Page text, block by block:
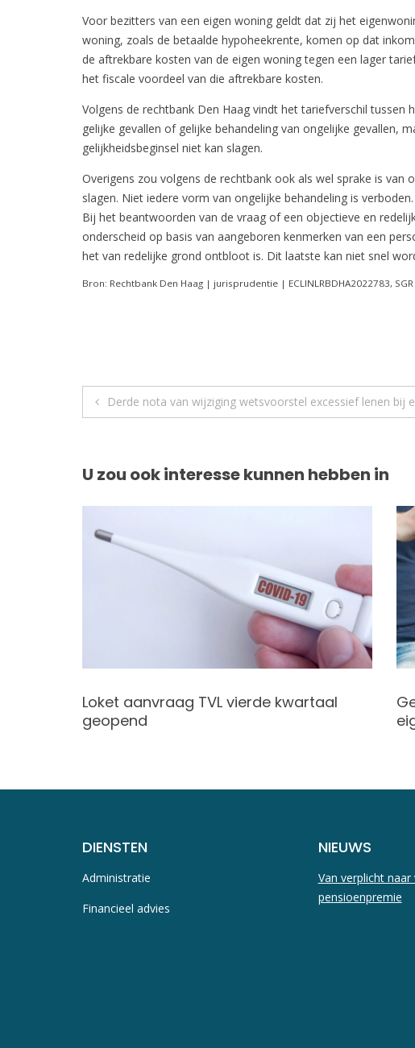
Voor bezitters van een eigen woning geldt dat zij het
woning, zoals de betaalde hypoheekrente, komen op dat
de aftrekbare kosten van de eigen woning tegen een lager
het fiscale voordeel van die aftrekbare kosten.
Volgens de rechtbank Den Haag vindt het tariefverschil
gelijke gevallen of gelijke behandeling van ongelijke gevallen,
gelijkheidsbeginsel niet kan slagen.
Overigens zou volgens de rechtbank ook als wel sprake is
slagen. Niet iedere vorm van ongelijke behandeling is
Bij het beantwoorden van de vraag of een objectieve en
onderscheid op basis van aangeboren kenmerken van een
het van redelijke grond ontbloot is. Dit laatste kan niet snel
Bron: Rechtbank Den Haag | jurisprudentie | ECLINLRBDHA2022783,
Berichtnavigatie
Derde nota van wijziging wetsvoorstel excessief lenen bij
U zou ook interesse kunnen hebben in
Loket aanvraag TVL vierde kwartaal
geopend
DIENSTEN
Administratie
Financieel advies
NIEUWS
Van verplicht
pensioenpremie